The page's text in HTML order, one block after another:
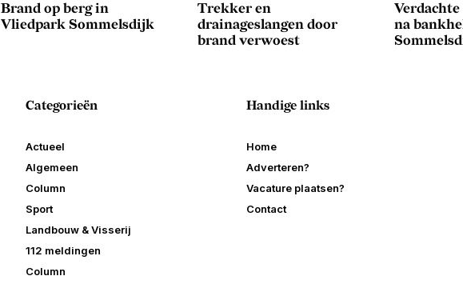
Brand op berg in
Vliedpark Sommelsdijk
Trekker en
drainageslangen door
brand verwoest
na
Categorieën
Actueel
Algemeen
Column
Sport
Landbouw & Visserij
112 meldingen
Column
Handige links
Home
Adverteren?
Vacature plaatsen?
Contact